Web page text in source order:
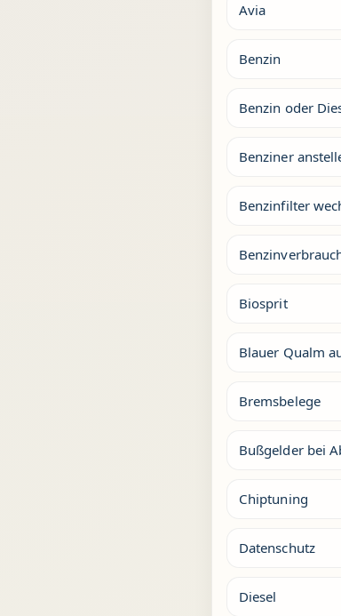
Avia
Benzin
Benzin oder
Benziner
Benzinfilter
Biosprit
Blauer Qualm
Bremsbelege
Bußgelder bei
Chiptuning
Datenschutz
Diesel